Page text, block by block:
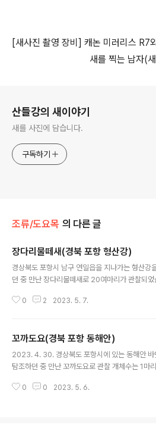
[새사진 촬영 장비 ] 캐논 미러리스 R7
새를 찍는 남자(
산들강의 새이야기
새를 사진에 담습니다.
구독하기
조류/도요목 의 다른 글
장다리물떼새(경북 포항 형산강)
경상북도 포항시 남구 연일읍을 지나가는 형산강
던 중 만난 장다리물떼새로 20여마리가 관찰되었
F 800mm, 새를 찍는 남자(새찍남)
0 2 2023. 5. 7.
꼬까도요(경북 포항 동해안)
2023. 4. 30. 경상북도 포항시에 있는 동해안 바
탐조하던 중 만난 꼬까도요로 관찰 개체수는 1마리
F 800mm, 새를 찍는 남자(새찍남)
0 0 2023. 5. 6.